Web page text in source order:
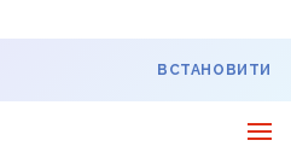
ВСТАНОВИТИ